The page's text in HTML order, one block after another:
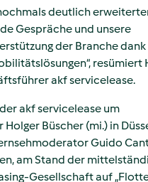
deutlich
Gespräche und unsere
der Branche dank
resümiert
akf servicelease.
akf servicelease um
Büscher (mi.) in
Guido
am Stand der
Gesellschaft auf